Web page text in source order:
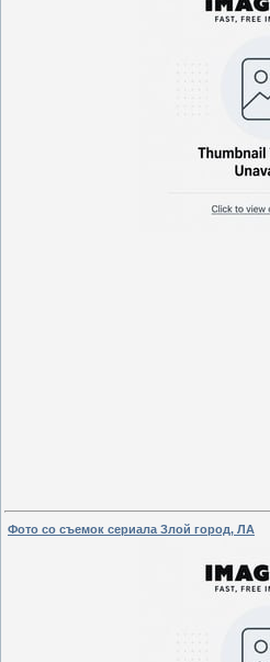
Фото со съемок сериала Злой город, ЛА